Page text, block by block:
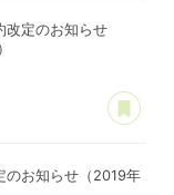
改定のお知らせ
のお知らせ（2019年